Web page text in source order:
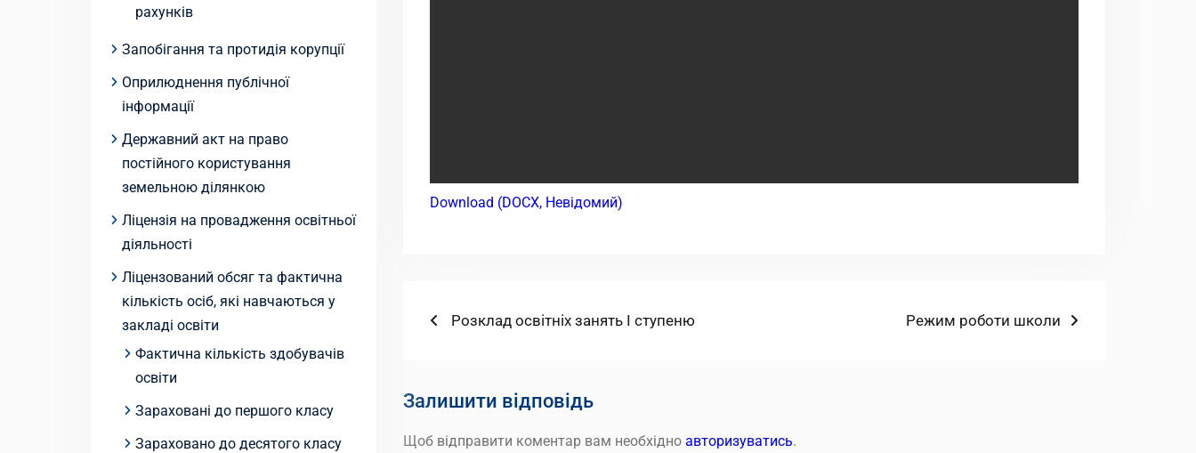
Download (DOCX, Невідомий)
Навігація
Попередній
Розклад освітніх занять І ступеню
Наступний
Режим роботи школи
Залишити відповідь
Щоб відправити коментар вам необхідно авторизуватись.
рахунків
Запобігання та протидія корупції
Оприлюднення публічної
інформації
Державний акт на право
постійного користування
земельною ділянкою
Ліцензія на провадження освітньої
діяльності
Ліцензований обсяг та фактична
кількість осіб, які навчаються у
закладі освіти
Фактична кількість здобувачів
освіти
Зараховані до першого класу
Зараховано до десятого класу